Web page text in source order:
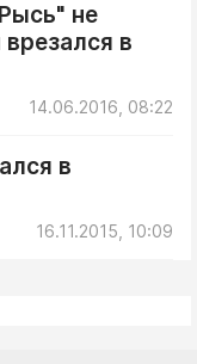
не
в
14.06.2016, 08:22
в
16.11.2015, 10:09